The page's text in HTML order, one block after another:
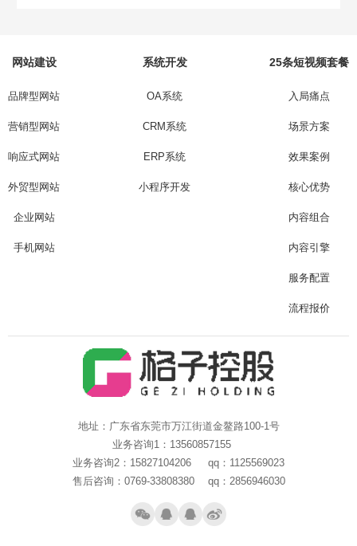
网站建设
品牌型网站
营销型网站
响应式网站
外贸型网站
企业网站
手机网站
系统开发
OA系统
CRM系统
ERP系统
小程序开发
25条短视频套餐
入局痛点
场景方案
效果案例
核心优势
内容组合
内容引擎
服务配置
流程报价
地址：广东省东莞市万江街道金鳌路100-1号
业务咨询1：13560857155
业务咨询2：15827104206 qq：1125569023
售后咨询：0769-33808380 qq：2856946030